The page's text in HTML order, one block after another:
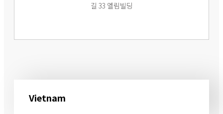
길 33 엘림빌딩
Vietnam